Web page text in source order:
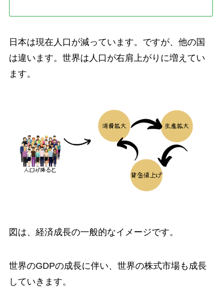
日本は現在人口が減っています。ですが、他の国
は違います。世界は人口が右肩上がりに増えてい
ます。
図は、 経済成長の一般的なイメージです。
世界のGDPの成長に伴い、世界の株式市場も成長
していきます。